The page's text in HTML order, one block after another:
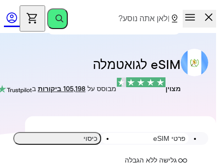
eSIM לגואטמלה
מבוסס על105,198 ביקורות ב
פרטי eSIM כיסוי
גלישה ללא הגבלה